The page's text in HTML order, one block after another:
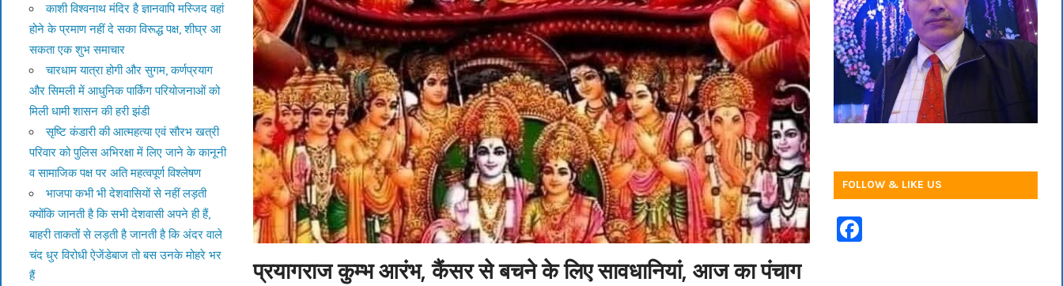
प्रयागराज कुम्भ आरंभ, कैंसर से बचने के लिए सावधानियां, आज का पंचाग
काशी विश्वनाथ मंदिर है ज्ञानवापि मस्जिद वहां
होने के प्रमाण नहीं दे सका विरूद्ध पक्ष, शीघ्र आ
सकता एक शुभ समाचार
चारधाम यात्रा होगी और सुगम, कर्णप्रयाग
और सिमली में आधुनिक पार्किंग परियोजनाओं को
मिली धामी शासन की हरी झंडी
सृष्टि कंडारी की आत्महत्या एवं सौरभ खत्री
परिवार को पुलिस अभिरक्षा में लिए जाने के कानूनी
व सामाजिक पक्ष पर अति महत्वपूर्ण विश्लेषण
भाजपा कभी भी देशवासियों से नहीं लड़ती
क्योंकि जानती है कि सभी देशवासी अपने ही हैं,
बाहरी ताकतों से लड़ती है जानती है कि अंदर वाले
चंद धुर विरोधी ऐजेंडेबाज तो बस उनके मोहरे भर
हैं
FOLLOW & LIKE US
F